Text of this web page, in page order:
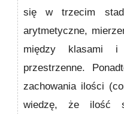
się w trzecim
arytmetyczne,
między klasami i
przestrzenne.
zachowania ilości
wiedzę, że ilość